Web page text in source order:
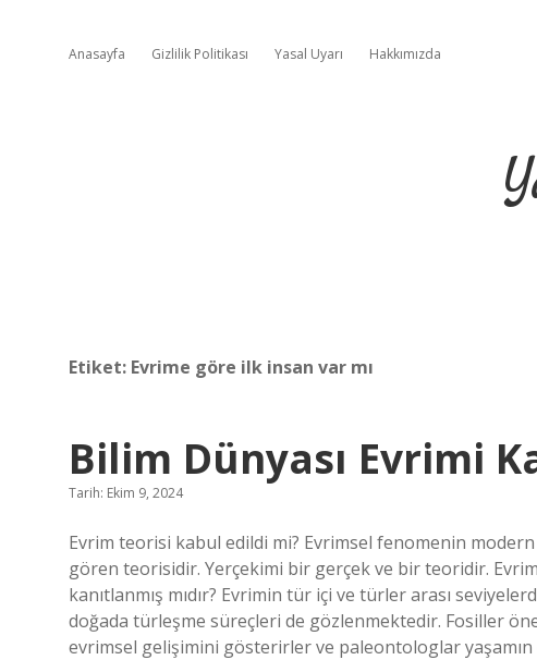
Anasayfa Gizlilik Politikası Yasal Uyarı Hakkımızda
Etiket: Evrime göre ilk insan var mı
Bilim Dünyası Evrimi
Tarih: Ekim 9, 2024
Evrim teorisi kabul edildi mi? Evrimsel fenomenin
gören teorisidir. Yerçekimi bir gerçek ve bir teoridir.
kanıtlanmış mıdır? Evrimin tür içi ve türler arası
doğada türleşme süreçleri de gözlenmektedir. Fosiller
evrimsel gelişimini gösterirler ve paleontologlar